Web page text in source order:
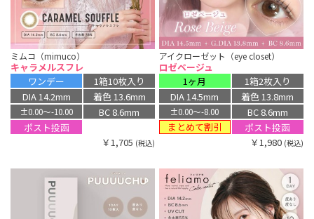
ミムコ（mimuco）
キャラメルスフレ
ワンデー
1箱10枚入り
DIA 14.2mm
着色 13.6mm
±0.00〜-10.00
BC 8.6mm
ポスト投函
￥1,705 (税込)
アイクローゼット（eye closet）
ロゼベージュ
1ヶ月
1箱2枚入り
DIA 14.5mm
着色 13.8mm
±0.00〜-8.00
BC 8.6mm
まとめて割引
ポスト投函
￥1,980 (税込)